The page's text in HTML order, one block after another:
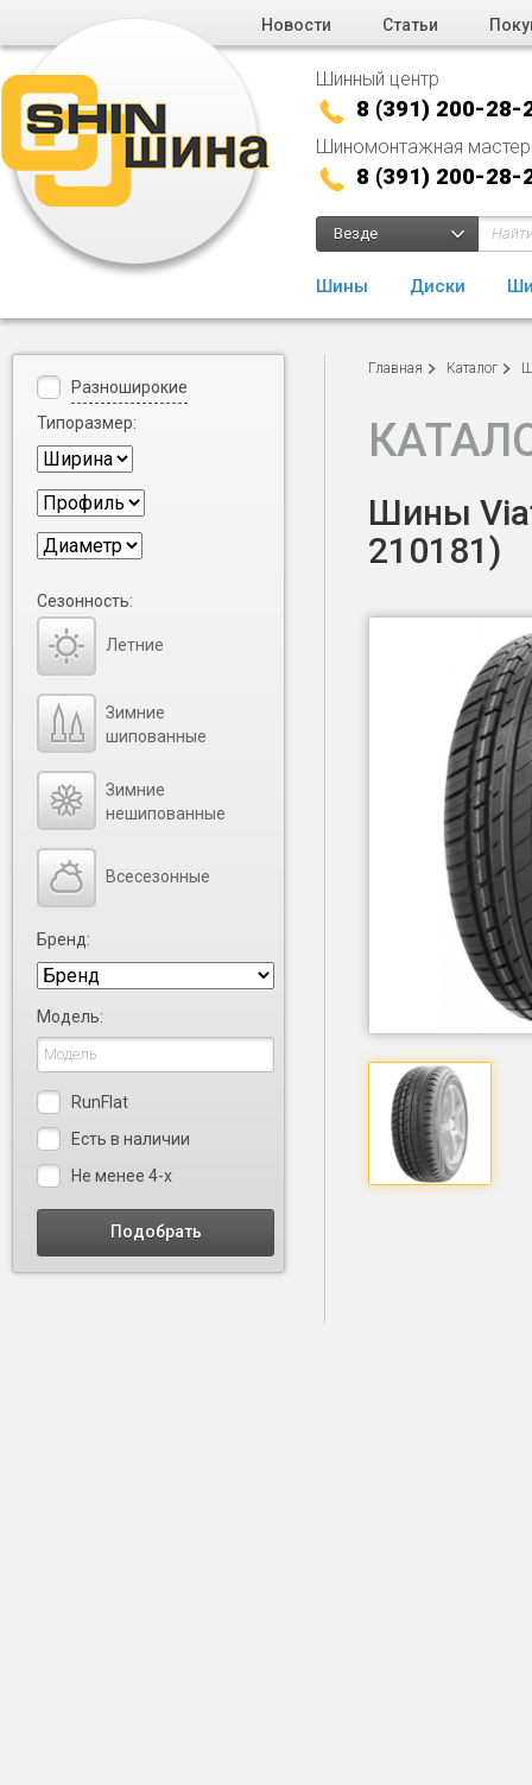
Новости Статьи
Шинный центр
8 (391) 200-28-
Шиномонтажная
8 (391) 200-28-
Везде
Шины Диски
Главная Каталог
Шины
210181)
Разноширокие
Типоразмер:
Сезонность:
Летние
Зимние
шипованные
Зимние
нешипованные
Всесезонные
Бренд:
Модель:
RunFlat
Есть в наличии
Не менее 4-х